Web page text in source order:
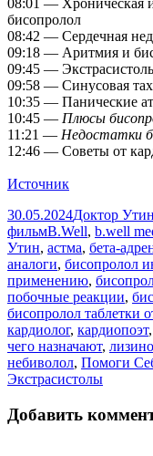
бисопролол
08:42 — Сердечная
09:18 — Аритмия и
09:45 —
09:58 — Синусовая
10:35 — Панические
10:45 — Плюсы
11:21 — Недостатки
12:46 — Советы от
Источник
Опубликовано
30.05.2024Автор
Доктор Утин
фильмМетки
B.Well, b.well
Утин, астма, бета-
аналоги, бисопролол
применению,
побочные реакции,
бисопролол таблетки
кардиолог, кардиопоэт,
чего назначают,
небиволол, Помоги
Экстрасистолы
Добавить